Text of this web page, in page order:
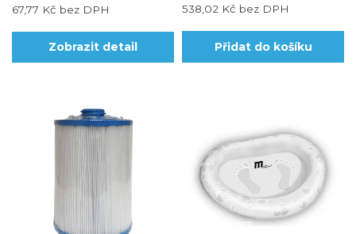
67,77 Kč bez DPH
Zobrazit detail
538,02 Kč bez DPH
Přidat do košíku